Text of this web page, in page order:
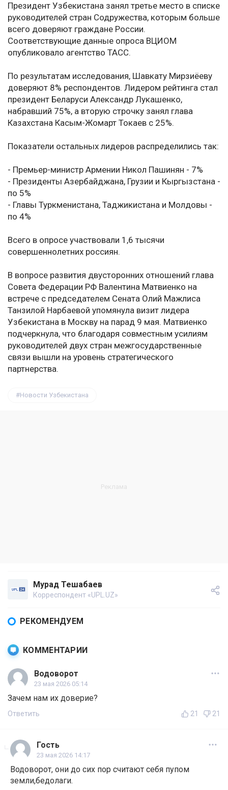
Президент Узбекистана занял третье место в списке
руководителей стран Содружества, которым больше
всего доверяют граждане России.
Соответствующие данные опроса ВЦИОМ
опубликовало агентство ТАСС.
По результатам исследования, Шавкату Мирзиёеву
доверяют 8% респондентов. Лидером рейтинга стал
президент Беларуси Александр Лукашенко,
набравший 75%, а вторую строчку занял глава
Казахстана Касым-Жомарт Токаев с 25%.
Показатели остальных лидеров распределились так:
- Премьер-министр Армении Никол Пашинян - 7%
- Президенты Азербайджана, Грузии и Кыргызстана -
по 5%
- Главы Туркменистана, Таджикистана и Молдовы -
по 4%
Всего в опросе участвовали 1,6 тысячи
совершеннолетних россиян.
В вопросе развития двусторонних отношений глава
Совета Федерации РФ Валентина Матвиенко на
встрече с председателем Сената Олий Мажлиса
Танзилой Нарбаевой упомянула визит лидера
Узбекистана в Москву на парад 9 мая. Матвиенко
подчеркнула, что благодаря совместным усилиям
руководителей двух стран межгосударственные
связи вышли на уровень стратегического
партнерства.
Новости Узбекистана
Мурад Тешабаев
Корреспондент «UPL.UZ»
РЕКОМЕНДУЕМ
КОММЕНТАРИИ
Водоворот
23 мая 2026 05:14
Зачем нам их доверие?
Ответить 21 21
Гость
23 мая 2026 14:17
Водоворот, они до сих пор считают себя пупом
земли,бедолаги.